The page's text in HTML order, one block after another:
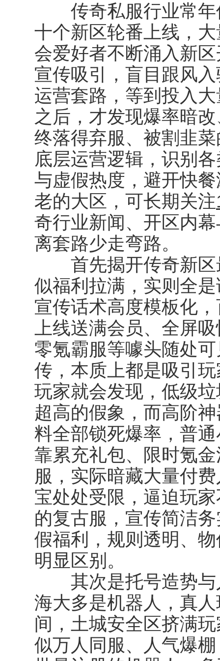
传奇私服行业常年
十个新区轮番上线，
会爱好者不断涌入新
宣传吸引，盲目跟风
运营套路，等到投入
之后，才发现爆率暗
终落得弃服、被割韭
底层运营逻辑，识别
与虚假热度，避开快
老的大区，可长期关注
奇行业新闻、开区内
离套路少走弯路。
首先揭开传奇新区
似福利拉满，实则全
宣传话术高度模板化
上线送满会员、全屏
零氪霸服等噱头随处
传，本质上都是吸引
玩家就会发现，低级
超高的假象，而高阶
料全部锁死爆率，普
靠累充礼包、限时氪
服，实际暗藏大量付
宝处处受限，逼迫玩
的复古服，宣传简洁
假福利，规则透明、
明显区别。
其次是托号造势与
海大多是机器人，真
间，土城安全区挤满
似万人同服、人气爆